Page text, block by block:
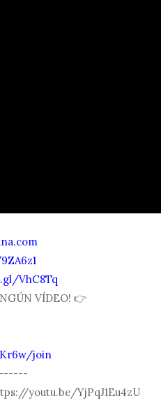
VhC8Tq
VÍDEO! 👉
join
youtu.be/YjPqJ1Eu4zU